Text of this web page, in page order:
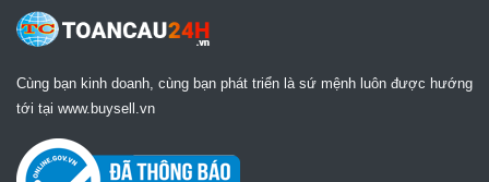
Cùng bạn kinh doanh, cùng bạn phát triển là sứ mệnh luôn được hướng
tới tại www.buysell.vn